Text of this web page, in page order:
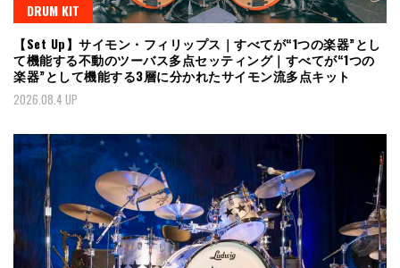
DRUM KIT
【Set Up】サイモン・フィリップス｜すべてが“1つの楽器”とし
て機能する不動のツーバス多点セッティング｜すべてが“1つの
楽器”として機能する3層に分かれたサイモン流多点キット
2026.08.4 UP